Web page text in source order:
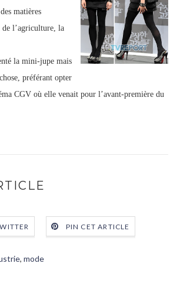
matières
de l’agriculture, la
la mini-jupe mais
préférant opter
CGV où elle venait pour l’avant-première du
PIN CET ARTICLE
, mode